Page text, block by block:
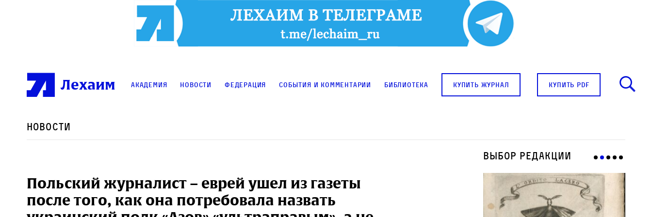
Лехаим Академия Новости Федерация События и комментарии Библиотека купить журнал купить pdf
Новости
Польский журналист – еврей ушел из газеты
после того, как она потребовала назвать
Выбор редакции